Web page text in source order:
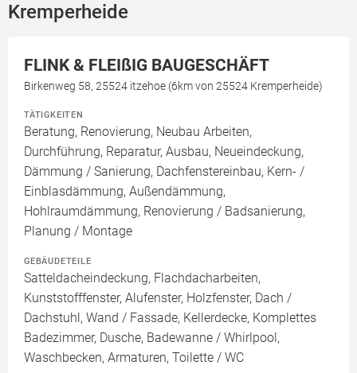
Kremperheide
FLINK & FLEIßIG BAUGESCHÄFT
Birkenweg 58, 25524 itzehoe (6km von 25524 Kremperheide)
TÄTIGKEITEN
Beratung, Renovierung, Neubau Arbeiten,
Durchführung, Reparatur, Ausbau, Neueindeckung,
Dämmung / Sanierung, Dachfenstereinbau, Kern- /
Einblasdämmung, Außendämmung,
Hohlraumdämmung, Renovierung / Badsanierung,
Planung / Montage
GEBÄUDETEILE
Satteldacheindeckung, Flachdacharbeiten,
Kunststofffenster, Alufenster, Holzfenster, Dach /
Dachstuhl, Wand / Fassade, Kellerdecke, Komplettes
Badezimmer, Dusche, Badewanne / Whirlpool,
Waschbecken, Armaturen, Toilette / WC